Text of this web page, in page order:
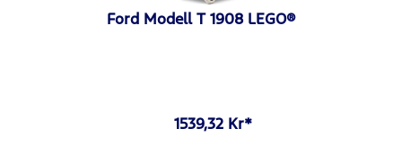
Ford Modell T 1908 LEGO®
1539,32 Kr*